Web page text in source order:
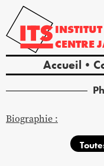
CENTRE
Accueil
Biographie :